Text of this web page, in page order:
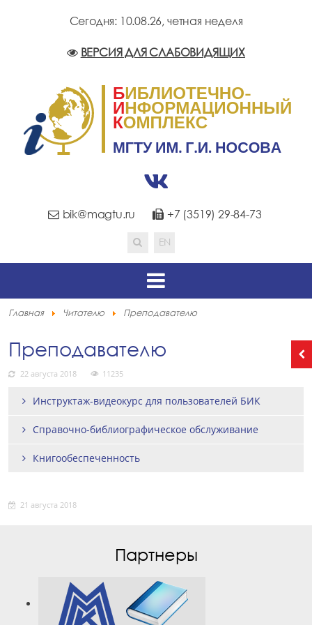
Сегодня: 10.08.26, четная неделя
ВЕРСИЯ ДЛЯ СЛАБОВИДЯЩИХ
bik@magtu.ru +7 (3519) 29-84-73
Главная Читателю Преподавателю
Преподавателю
22 августа 2018 11235
Инструктаж-видеокурс для пользователей БИК
Справочно-библиографическое обслуживание
Книгообеспеченность
21 августа 2018
Партнеры